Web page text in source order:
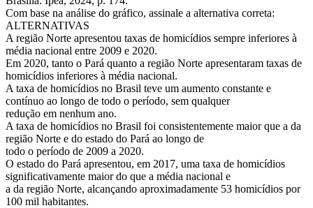
Com base na análise do gráfico, assinale a alternativa correta:
ALTERNATIVAS
A região Norte apresentou taxas de homicídios sempre inferiores à
média nacional entre 2009 e 2020.
Em 2020, tanto o Pará quanto a região Norte apresentaram taxas de
homicídios inferiores à média nacional.
A taxa de homicídios no Brasil teve um aumento constante e
contínuo ao longo de todo o período, sem qualquer
redução em nenhum ano.
A taxa de homicídios no Brasil foi consistentemente maior que a da
região Norte e do estado do Pará ao longo de
todo o período de 2009 a 2020.
O estado do Pará apresentou, em 2017, uma taxa de homicídios
significativamente maior do que a média nacional e
a da região Norte, alcançando aproximadamente 53 homicídios por
100 mil habitantes.